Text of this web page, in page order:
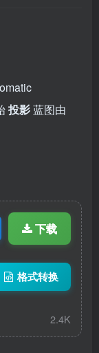
投影蓝图由
下载
格式转换
2.4K